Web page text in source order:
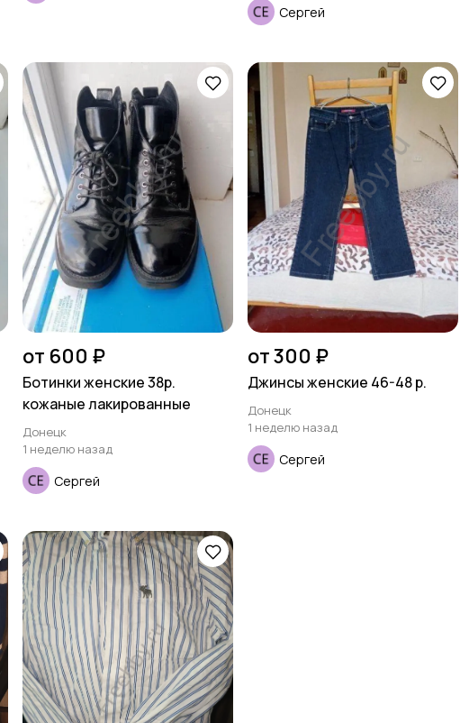
Сергей
от 600 ₽
Ботинки женские 38р.
кожаные лакированные
Донецк
1 неделю назад
Сергей
от 300 ₽
Джинсы женские 46-48 р.
Донецк
1 неделю назад
Сергей